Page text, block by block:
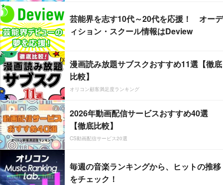
芸能界を志す10代～20代を応援！ オーデ
ィション・スクール情報はDeview
漫画読み放題サブスクおすすめ11選【徹底
比較】
オリコン顧客満足度ランキング
2026年動画配信サービスおすすめ40選
【徹底比較】
CS動画配信サービス20選
毎週の音楽ランキングから、ヒットの推移
をチェック！